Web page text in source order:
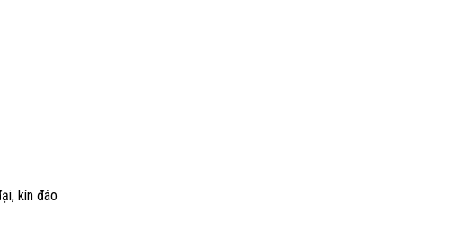
kín đáo